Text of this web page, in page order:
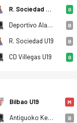
Gol anları,
R. Sociedad U19 G
Deportivo Alaves U19 B
R. Sociedad U19 B
CD Villegas U19 G
Bilbao U19 M
Antiguoko Ke U19 B